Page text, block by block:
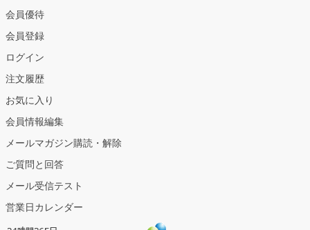
会員優待
会員登録
ログイン
注文履歴
お気に入り
会員情報編集
メールマガジン購読・解除
ご質問と回答
メール受信テスト
営業日カレンダー